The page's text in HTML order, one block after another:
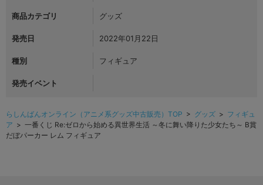
商品カテゴリ グッズ
発売日 2022年01月22日
種別 フィギュア
発売イベント
らしんばんオンライン（アニメ系グッズ中古販売）TOP > グッズ > フィギュ
ア > 一番くじ Re:ゼロから始める異世界生活 ～冬に舞い降りた少女たち～ B賞
だぼパーカー レム フィギュア